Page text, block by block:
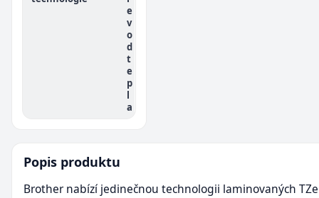
e
v
o
d
t
e
p
l
a
Popis produktu
Brother nabízí jedinečnou technologii laminovaných